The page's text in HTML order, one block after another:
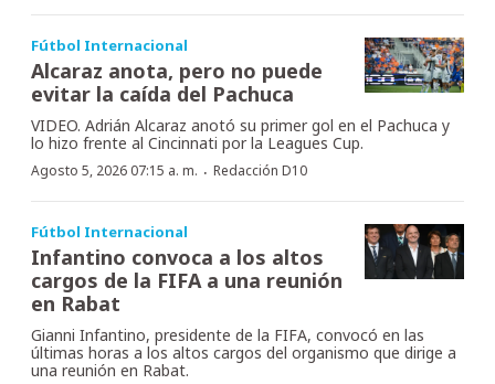
Fútbol Internacional
Alcaraz anota, pero no puede
evitar la caída del Pachuca
VIDEO. Adrián Alcaraz anotó su primer gol en el Pachuca y
lo hizo frente al Cincinnati por la Leagues Cup.
Agosto 5, 2026 07:15 a. m. · Redacción D10
Fútbol Internacional
Infantino convoca a los altos
cargos de la FIFA a una reunión
en Rabat
Gianni Infantino, presidente de la FIFA, convocó en las
últimas horas a los altos cargos del organismo que dirige a
una reunión en Rabat.